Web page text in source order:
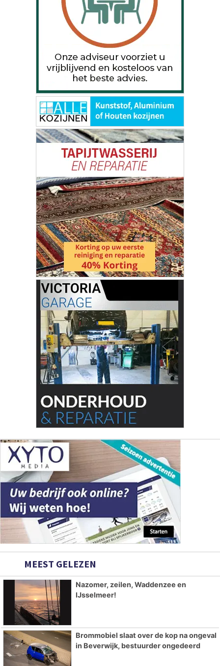
MEEST GELEZEN
Nazomer, zeilen, Waddenzee en
IJsselmeer!
Brommobiel slaat over de kop na ongeval
in Beverwijk, bestuurder ongedeerd